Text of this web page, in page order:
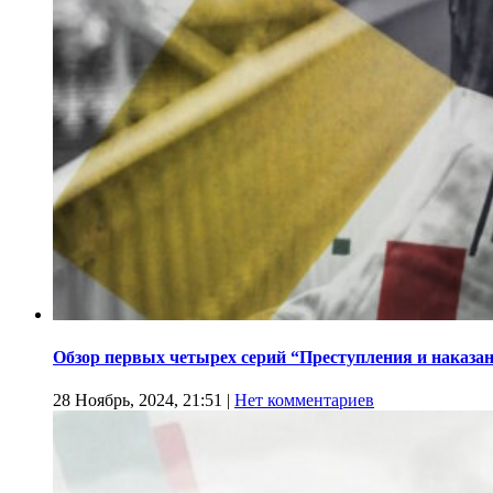
Обзор первых четырех серий “Преступления и
28 Ноябрь, 2024, 21:51 | Нет комментариев